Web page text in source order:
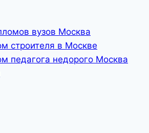
вузов Москва
строителя в Москве
педагога недорого Москва